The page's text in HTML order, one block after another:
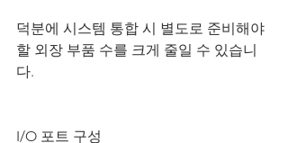
덕분에 시스템 통합 시 별도로 준비해야
할 외장 부품 수를 크게 줄일 수 있습니
다.
I/O 포트 구성